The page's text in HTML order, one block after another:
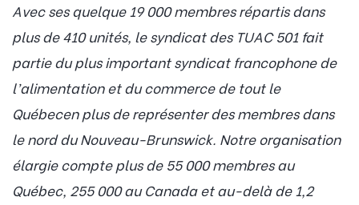
Avec ses quelque 19 000 membres répartis dans
plus de 410 unités, le syndicat des TUAC 501 fait
partie du plus important syndicat francophone de
l’alimentation et du commerce de tout le
Québecen plus de représenter des membres dans
le nord du Nouveau-Brunswick. Notre organisation
élargie compte plus de 55 000 membres au
Québec, 255 000 au Canada et au-delà de 1,2